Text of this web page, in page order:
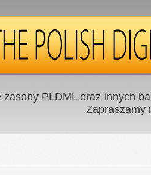
zasoby PLDML oraz innych
Zapraszamy